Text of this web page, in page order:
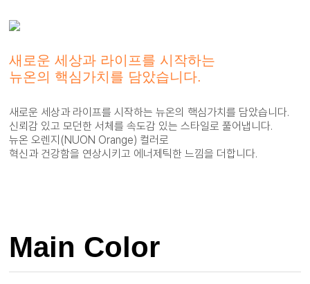
새로운 세상과 라이프를 시작하는
뉴온의 핵심가치를 담았습니다.
새로운 세상과 라이프를 시작하는 뉴온의 핵심가치를 담았습니다.
신뢰감 있고 모던한 서체를 속도감 있는 스타일로 풀어냅니다.
뉴온 오렌지(NUON Orange) 컬러로
혁신과 건강함을 연상시키고 에너제틱한 느낌을 더합니다.
Main Color